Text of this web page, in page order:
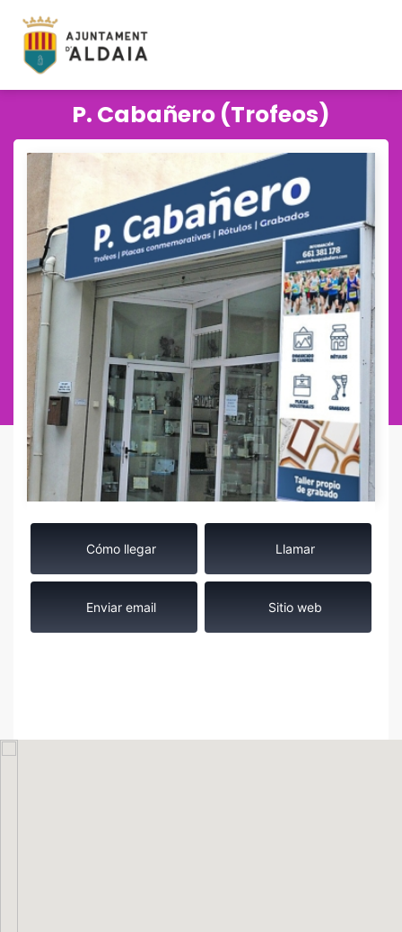
P. Cabañero (Trofeos)
Cómo llegar Llamar
Enviar email Sitio web